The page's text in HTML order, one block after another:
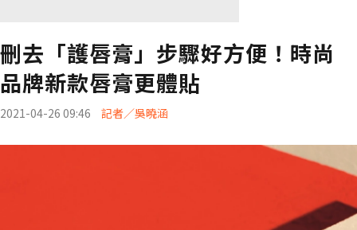
刪去「護唇膏」步驟好方便！時尚
品牌新款唇膏更體貼
2021-04-26 09:46 記者／吳曉涵